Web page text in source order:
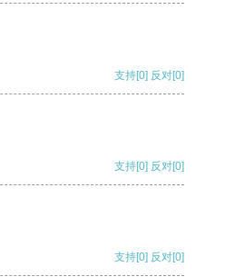
支持[0] 反对[0]
支持[0] 反对[0]
支持[0] 反对[0]